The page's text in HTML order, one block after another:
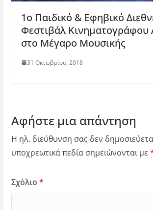
1ο Παιδικό & Εφηβικό
Φεστιβάλ Κινηματογράφου
στο Μέγαρο Μουσικής
31 Οκτωβρίου, 2018
Αφήστε μια απάντηση
Η ηλ. διεύθυνση σας δεν
υποχρεωτικά πεδία σημειώνονται με
Σχόλιο *